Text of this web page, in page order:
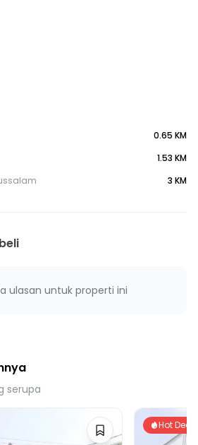
Dukuh 3
1
0.65 KM
1.53 KM
3 KM
ulasan untuk properti ini
serupa
Hot Deals